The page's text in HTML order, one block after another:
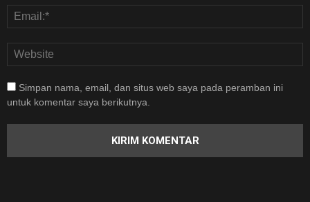
Simpan nama, email, dan situs web saya pada peramban ini
untuk komentar saya berikutnya.